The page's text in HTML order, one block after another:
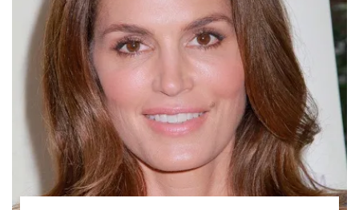
дожидаясь, когда потребуется тяжелая
артиллерия. Рассказываем, на что
способны «Генуйские нити» и кому их
действительно стоит попробовать.